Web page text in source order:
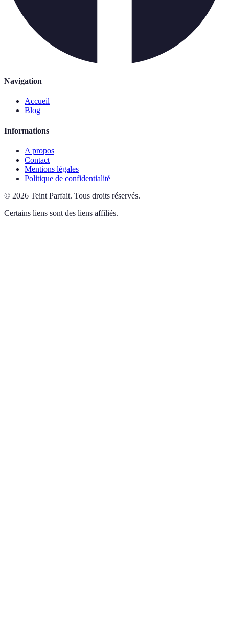
Navigation
Accueil
Blog
Informations
A propos
Contact
Mentions légales
Politique de confidentialité
© 2026 Teint Parfait. Tous droits réservés.
Certains liens sont des liens affiliés.